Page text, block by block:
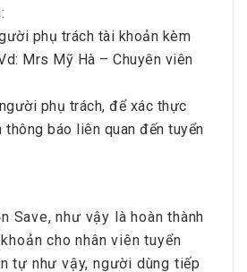
phụ trách tài khoản kèm
Mrs Mỹ Hà – Chuyên viên
phụ trách, để xác thực
thông báo liên quan đến tuyển
Save, như vậy là hoàn thành
cho nhân viên tuyển
tự như vậy, người dùng tiếp